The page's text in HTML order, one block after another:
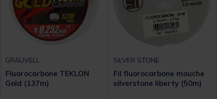
GRAUVELL
Fluorocarbone TEKLON
Gold (137m)
SILVER STONE
Fil fluorocarbone mouche
silverstone liberty (50m)